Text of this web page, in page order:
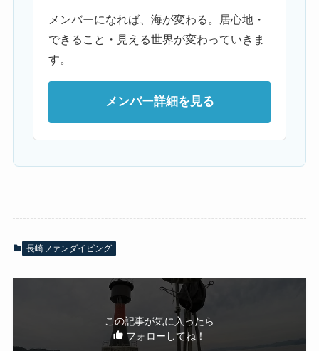
メンバーになれば、海が変わる。居心地・
できること・見える世界が変わっていきま
す。
メンバー詳細を見る
長崎ファンダイビング
この記事が気に入ったら
フォローしてね！